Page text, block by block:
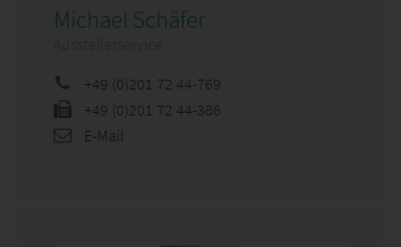
Michael Schäfer
+49 (0)201 72 44-769
+49 (0)201 72 44-386
E-Mail